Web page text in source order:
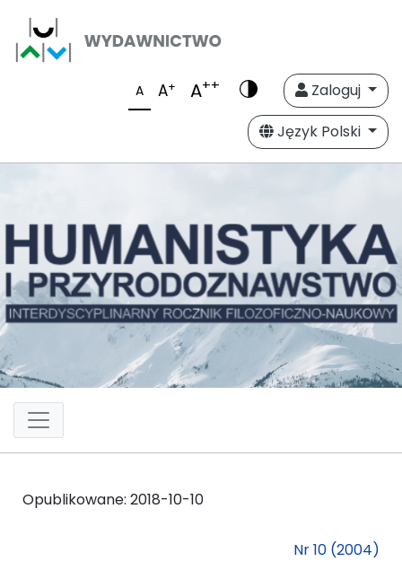
A A+ A++
Zaloguj
Język Polski
Opublikowane: 2018-10-10
Nr 10 (2004)